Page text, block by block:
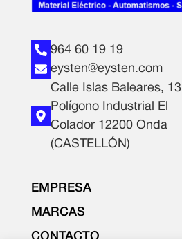
964 60 19 19
eysten@eysten.com
Calle Islas Baleares, 13
Polígono Industrial El
Colador 12200 Onda
(CASTELLÓN)
EMPRESA
MARCAS
CONTACTO